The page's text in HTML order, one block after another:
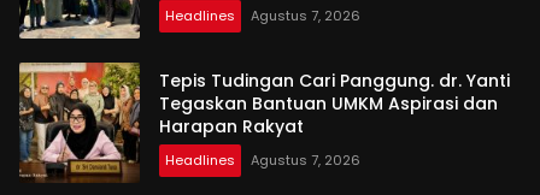
Headlines Agustus 7, 2026
Tepis Tudingan Cari Panggung. dr. Yanti
Tegaskan Bantuan UMKM Aspirasi dan
Harapan Rakyat
Headlines Agustus 7, 2026